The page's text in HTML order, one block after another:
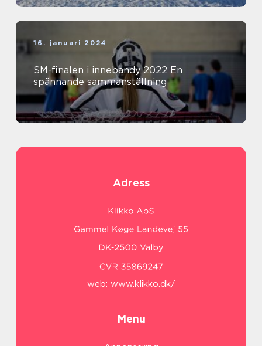
16. januari 2024
SM-finalen i innebandy 2022 En
spännande sammanställning
Adress
web: www.klikko.dk/
Menu